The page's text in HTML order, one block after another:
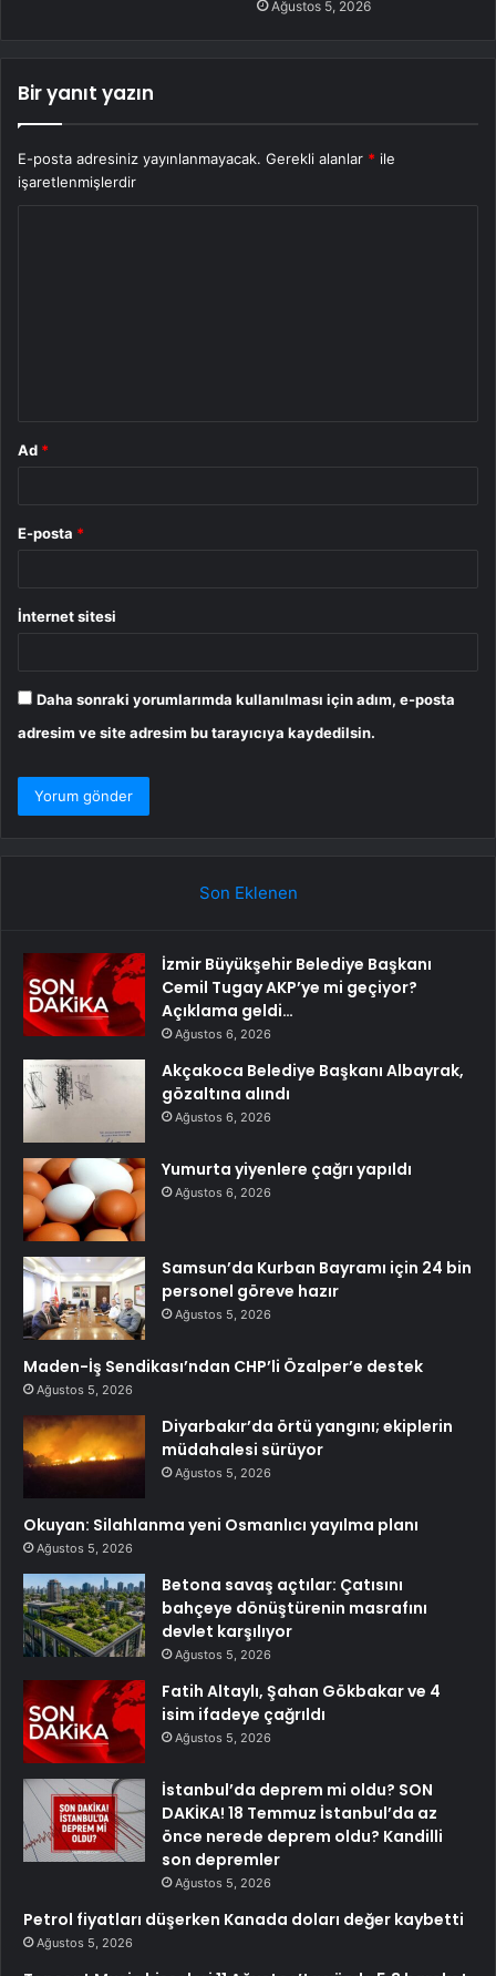
Ağustos 5, 2026
Bir yanıt yazın
E-posta adresiniz yayınlanmayacak. Gerekli alanlar * ile
işaretlenmişlerdir
Ad *
E-posta *
İnternet sitesi
Daha sonraki yorumlarımda kullanılması için adım, e-posta
adresim ve site adresim bu tarayıcıya kaydedilsin.
Son Eklenen
İzmir Büyükşehir Belediye Başkanı
Cemil Tugay AKP’ye mi geçiyor?
Açıklama geldi…
Ağustos 6, 2026
Akçakoca Belediye Başkanı Albayrak,
gözaltına alındı
Ağustos 6, 2026
Yumurta yiyenlere çağrı yapıldı
Ağustos 6, 2026
Samsun’da Kurban Bayramı için 24 bin
personel göreve hazır
Ağustos 5, 2026
Maden-İş Sendikası’ndan CHP’li Özalper’e destek
Ağustos 5, 2026
Diyarbakır’da örtü yangını; ekiplerin
müdahalesi sürüyor
Ağustos 5, 2026
Okuyan: Silahlanma yeni Osmanlıcı yayılma planı
Ağustos 5, 2026
Betona savaş açtılar: Çatısını
bahçeye dönüştürenin masrafını
devlet karşılıyor
Ağustos 5, 2026
Fatih Altaylı, Şahan Gökbakar ve 4
isim ifadeye çağrıldı
Ağustos 5, 2026
İstanbul’da deprem mi oldu? SON
DAKİKA! 18 Temmuz İstanbul’da az
önce nerede deprem oldu? Kandilli
son depremler
Ağustos 5, 2026
Petrol fiyatları düşerken Kanada doları değer kaybetti
Ağustos 5, 2026